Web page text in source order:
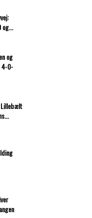
og...
og
4-0-
Lillebælt